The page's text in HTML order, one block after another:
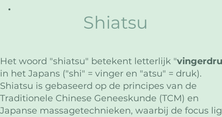
Shiatsu
Het woord "shiatsu" betekent letterlijk "
in het Japans ("shi" = vinger en "atsu" = druk).
Shiatsu is gebaseerd op de principes van de
Traditionele Chinese Geneeskunde (TCM) en
Japanse massagetechnieken, waarbij de focus